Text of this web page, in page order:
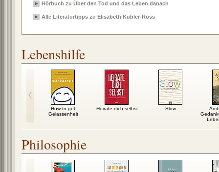
Hörbuch zu Über den Tod und das Leben danach
Alle Literaturtipps zu Elisabeth Kübler-Ross
Lebenshilfe
How to get
Gelassenheit
Heirate dich selbst Slow
Philosophie